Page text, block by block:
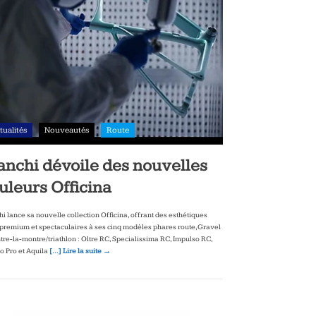
Nouveautés Route
dévoile des nouvelles
Officina
lance sa nouvelle collection Officina, offrant des esthétiques
et spectaculaires à ses cinq modèles phares route, Gravel
triathlon : Oltre RC, Specialissima RC, Impulso RC,
Pro et Aquila […] Lire la suite →